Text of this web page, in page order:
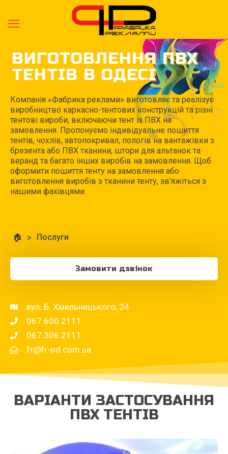
ВИГОТОВЛЕННЯ ПВХ
ТЕНТІВ В ОДЕСІ
Компанія «Фабрика реклами» виготовляє та реалізує
виробництво каркасно-тентових конструкцій та різні
тентові вироби, включаючи тент із ПВХ на
замовлення. Пропонуємо індивідуальне пошиття
тентів, чохлів, автопокривал, пологів на вантажівки з
брезента або ПВХ тканини, штори для альтанок та
веранд та багато інших виробів на замовлення. Щоб
оформити пошиття тенту на замовлення або
виготовлення виробів з тканини тенту, зв’яжіться з
нашими фахівцями.
🏠 > Послуги
Замовити дзвінок
вул. Б. Хмельницького, 24
067 600 2111
067 306 2111
fr@fr-od.com.ua
ВАРІАНТИ ЗАСТОСУВАННЯ
ПВХ ТЕНТІВ